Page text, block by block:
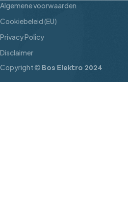
Copyright © Bos Elektro 2024
Algemene voorwaarden
Cookiebeleid (EU)
Privacy Policy
Disclaimer